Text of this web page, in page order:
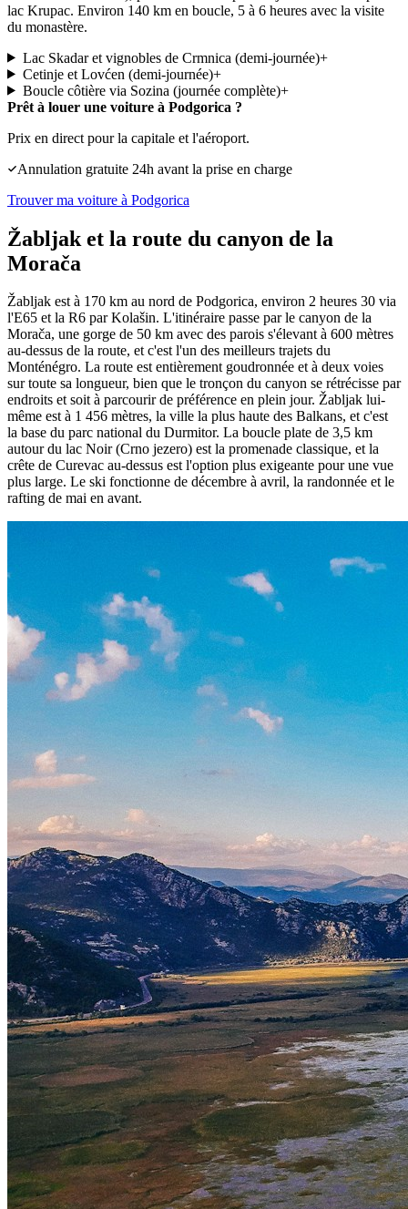
lac Krupac. Environ 140 km en boucle, 5 à 6 heures avec la visite
du monastère.
Lac Skadar et vignobles de Crmnica (demi-journée)+
Cetinje et Lovćen (demi-journée)+
Boucle côtière via Sozina (journée complète)+
Prêt à louer une voiture à Podgorica ?
Prix en direct pour la capitale et l'aéroport.
Annulation gratuite 24h avant la prise en charge
Trouver ma voiture à Podgorica
Žabljak et la route du canyon de la
Morača
Žabljak est à 170 km au nord de Podgorica, environ 2 heures 30 via
l'E65 et la R6 parKolašin. L'itinéraire passe par le canyon de la
Morača, une gorge de 50 km avec des parois s'élevant à 600 mètres
au-dessus de la route, et c'est l'un des meilleurs trajets du
Monténégro. La route est entièrement goudronnée et à deux voies
sur toute sa longueur, bien que le tronçon du canyon se rétrécisse par
endroits et soit à parcourir de préférence en plein jour. Žabljak lui-
même est à 1 456 mètres, la ville la plus haute des Balkans, et c'est
la base du parc national du Durmitor. La boucle plate de 3,5 km
autour du lac Noir (Crno jezero) est la promenade classique, et la
crête de Curevac au-dessus est l'option plus exigeante pour une vue
plus large. Le ski fonctionne de décembre à avril, la randonnée et le
rafting de mai en avant.